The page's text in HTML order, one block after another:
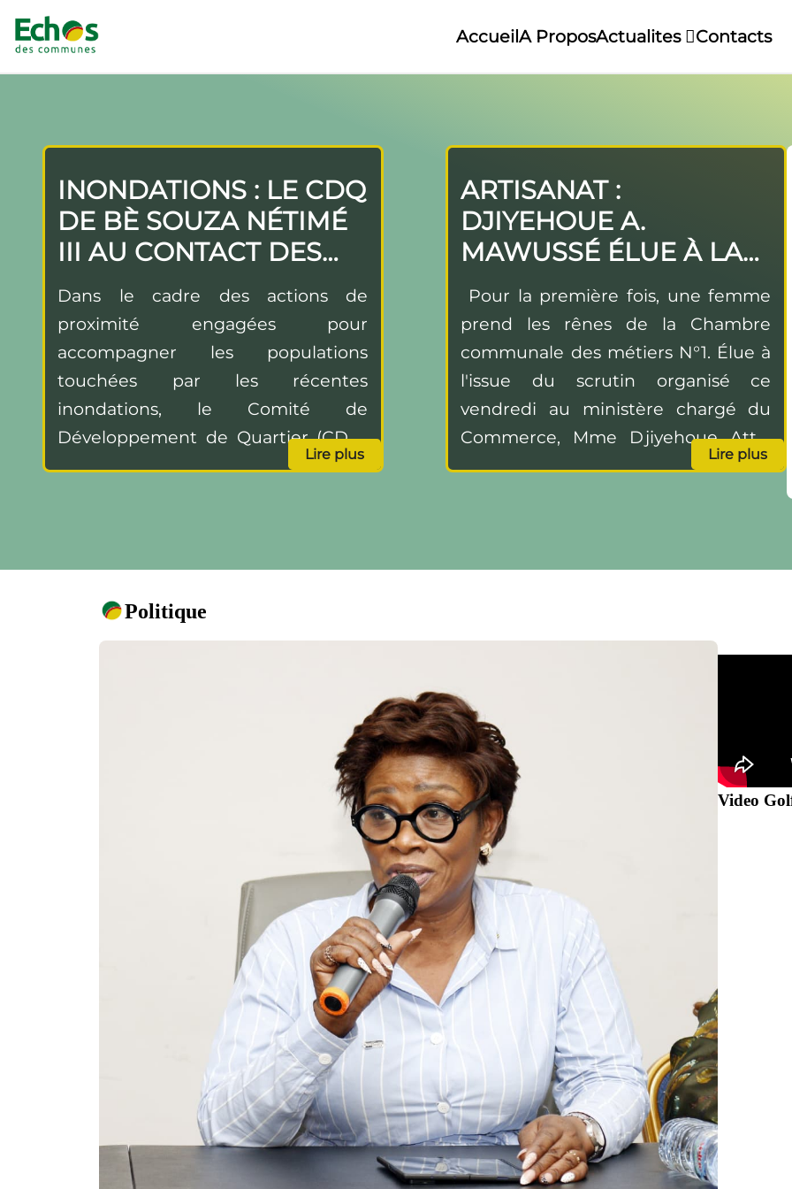
AccueilA ProposActualites Contacts
INONDATIONS : LE CDQ
DE BÈ SOUZA NÉTIMÉ
III AU CONTACT DES
POPULATIONS
SINISTRÉES
Dans le cadre des actions de
proximité engagées pour
accompagner les populations
touchées par les récentes
inondations, le Comité de
Développement de Quartier (CDQ)
de Bè Souza Nétimé III a organisé,
Lire plus
ARTISANAT :
DJIYEHOUE A.
MAWUSSÉ ÉLUE À LA
PRÉSIDENCE DE LA
CCOM1, L'ONG CAFE
SALUE UNE VICTOIRE
DU LEADERSHIP
FÉMININ
Pour la première fois, une femme
prend les rênes de la Chambre
communale des métiers N°1. Élue à
l'issue du scrutin organisé ce
vendredi au ministère chargé du
Commerce, Mme Djiyehoue Attia
Mawussé d
Lire plus
Politique
Video